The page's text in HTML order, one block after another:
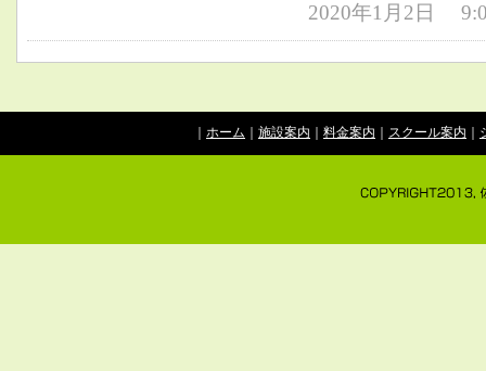
2020年1月2日
ホーム 施設案内 料金案内 スクール案内